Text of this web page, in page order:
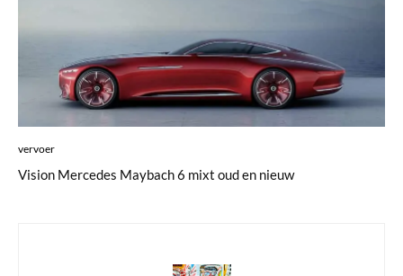
vervoer
Vision Mercedes Maybach 6 mixt oud en nieuw